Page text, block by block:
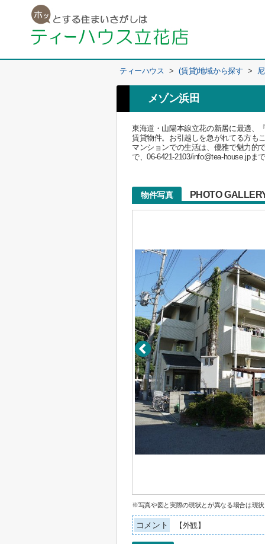
ティーハウス > (賃貸)地域から探す >
メゾン浜田
東海道・山陽本線立花の新居に最適、
賃貸物件。お引越しを急がれてる方も
マンションでの生活は、優雅で魅力的
で、06-6421-2103/info@tea-house.jpま
物件写真 PHOTO
※写真や図と実際の現状とが異なる場合は現状
コメント 【外観】